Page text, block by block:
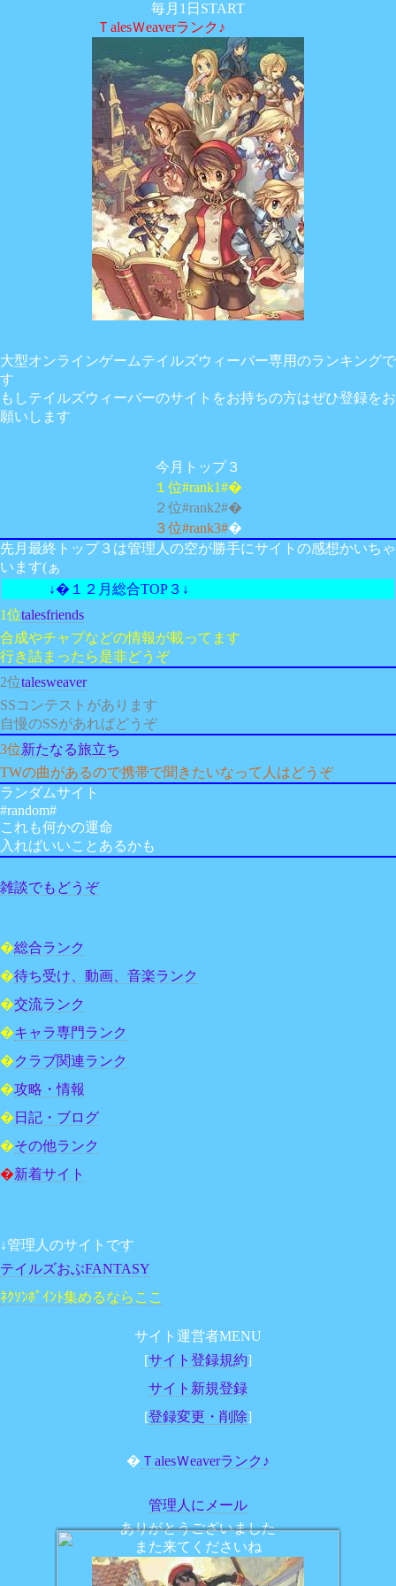
毎月1日START
ＴalesＷeaverランク♪
大型オンラインゲームテイルズウィーバー専用のランキングで
す
もしテイルズウィーバーのサイトをお持ちの方はぜひ登録をお
願いします
今月トップ３
１位#rank1#�
２位#rank2#�
３位#rank3#�
先月最終トップ３は管理人の空が勝手にサイトの感想かいちゃ
います(ぁ
↓�１２月総合TOP３↓
1位talesfriends
合成やチャプなどの情報が載ってます
行き詰まったら是非どうぞ
2位talesweaver
SSコンテストがあります
自慢のSSがあればどうぞ
3位新たなる旅立ち
TWの曲があるので携帯で聞きたいなって人はどうぞ
ランダムサイト
#random#
これも何かの運命
入ればいいことあるかも
雑談でもどうぞ
�総合ランク
�待ち受け、動画、音楽ランク
�交流ランク
�キャラ専門ランク
�クラブ関連ランク
�攻略・情報
� 日記・ブログ
�その他ランク
�新着サイト
↓管理人のサイトです
テイルズおぶFANTASY
ﾈｸｿﾝﾎﾟｲﾝﾄ集めるならここ
サイト運営者MENU
[サイト登録規約]
サイト新規登録
[登録変更・削除]
� ＴalesＷeaverランク♪
管理人にメール
ありがとうございました
また来てくださいね